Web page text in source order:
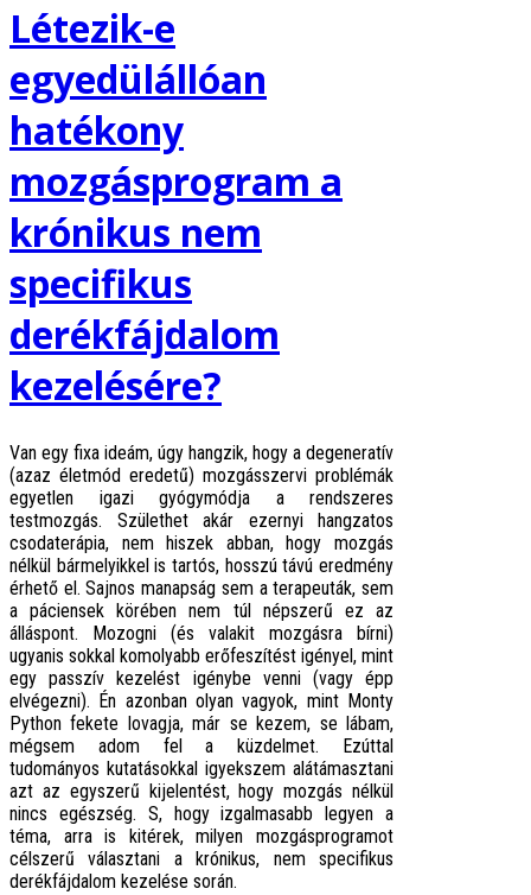
Létezik-e
egyedülállóan
hatékony
mozgásprogram a
krónikus nem
specifikus
derékfájdalom
kezelésére?
Van egy fixa ideám, úgy hangzik, hogy a degeneratív
(azaz életmód eredetű) mozgásszervi problémák
egyetlen igazi gyógymódja a rendszeres
testmozgás. Születhet akár ezernyi hangzatos
csodaterápia, nem hiszek abban, hogy mozgás
nélkül bármelyikkel is tartós, hosszú távú eredmény
érhető el. Sajnos manapság sem a terapeuták, sem
a páciensek körében nem túl népszerű ez az
álláspont. Mozogni (és valakit mozgásra bírni)
ugyanis sokkal komolyabb erőfeszítést igényel, mint
egy passzív kezelést igénybe venni (vagy épp
elvégezni). Én azonban olyan vagyok, mint Monty
Python fekete lovagja, már se kezem, se lábam,
mégsem adom fel a küzdelmet. Ezúttal
tudományos kutatásokkal igyekszem alátámasztani
azt az egyszerű kijelentést, hogy mozgás nélkül
nincs egészség. S, hogy izgalmasabb legyen a
téma, arra is kitérek, milyen mozgásprogramot
célszerű választani a krónikus, nem specifikus
derékfájdalom kezelése során.